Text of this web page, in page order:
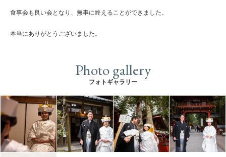
食事会も良い会となり、無事に終えることができました。
本当にありがとうございました。
Photo gallery
フォトギャラリー